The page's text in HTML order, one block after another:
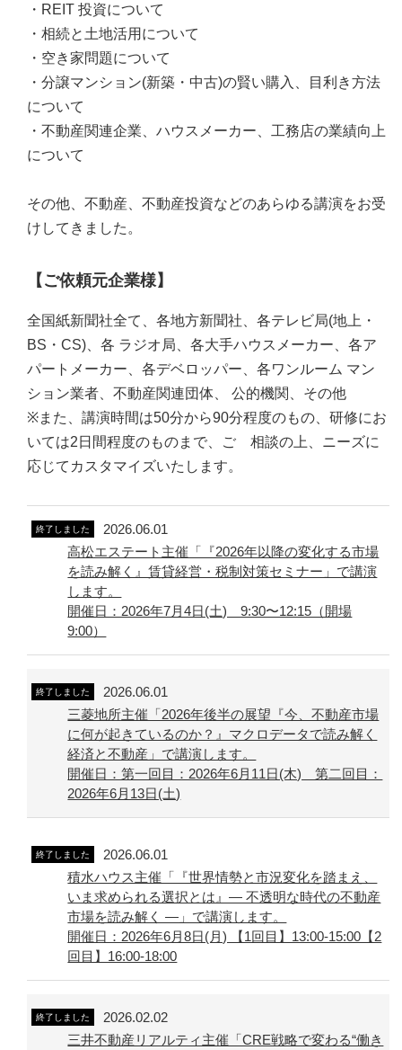
・REIT 投資について
・相続と土地活用について
・空き家問題について
・分譲マンション(新築・中古)の賢い購入、目利き方法
について
・不動産関連企業、ハウスメーカー、工務店の業績向上
について
その他、不動産、不動産投資などのあらゆる講演をお受
けしてきました。
【ご依頼元企業様】
全国紙新聞社全て、各地方新聞社、各テレビ局(地上・
BS・CS)、各 ラジオ局、各大手ハウスメーカー、各ア
パートメーカー、各デベロッパー、各ワンルーム マン
ション業者、不動産関連団体、 公的機関、その他
※また、講演時間は50分から90分程度のもの、研修にお
いては2日間程度のものまで、ご゙相談の上、ニーズに
応じてカスタマイズいたします。
終了しました
2026.06.01
高松エステート主催「『2026年以降の変化する市場
を読み解く』賃貸経営・税制対策セミナー」で講演
します。
開催日：2026年7月4日(土) 9:30〜12:15（開場
9:00）
終了しました
2026.06.01
三菱地所主催「2026年後半の展望『今、不動産市場
に何が起きているのか？』マクロデータで読み解く
経済と不動産」で講演します。
開催日：第一回目：2026年6月11日(木) 第二回目：
2026年6月13日(土)
終了しました
2026.06.01
積水ハウス主催「『世界情勢と市況変化を踏まえ、
いま求められる選択とは』― 不透明な時代の不動産
市場を読み解く ―」で講演します。
開催日：2026年6月8日(月) 【1回目】13:00-15:00【2
回目】16:00-18:00
終了しました
2026.02.02
三井不動産リアルティ主催「CRE戦略で変わる“働き